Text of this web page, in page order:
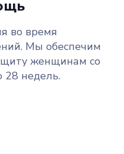
во время
Мы обеспечим
женщинам со
28 недель.